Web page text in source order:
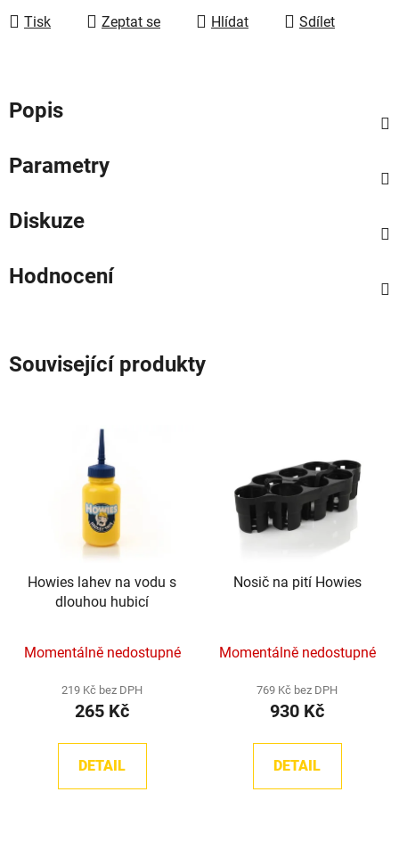
Tisk Zeptat se Hlídat Sdílet
Popis
Parametry
Diskuze
Hodnocení
Související produkty
Howies lahev na vodu s
dlouhou hubicí
hodnocení
produktu
je
z
Momentálně nedostupné
219 Kč bez DPH
265 Kč
DETAIL
Nosič na pití Howies
Momentálně nedostupné
769 Kč bez DPH
930 Kč
DETAIL